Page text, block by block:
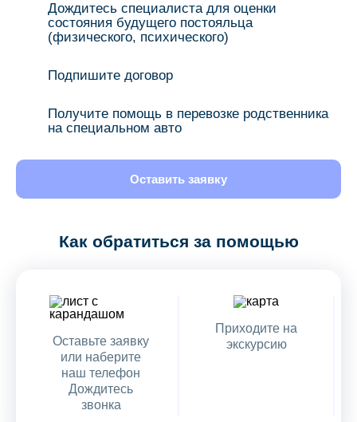
Дождитесь специалиста для оценки
состояния будущего постояльца
(физического, психического)
Подпишите договор
Получите помощь в перевозке родственника
на специальном авто
Оставить заявку
Как обратиться за помощью
Оставьте заявку
или наберите
наш телефон
Дождитесь
звонка
Приходите на
экскурсию